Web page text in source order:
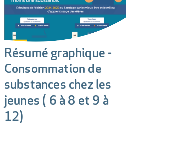
Résumé graphique -
Consommation de
substances chez les
jeunes ( 6 à 8 et 9 à
12)